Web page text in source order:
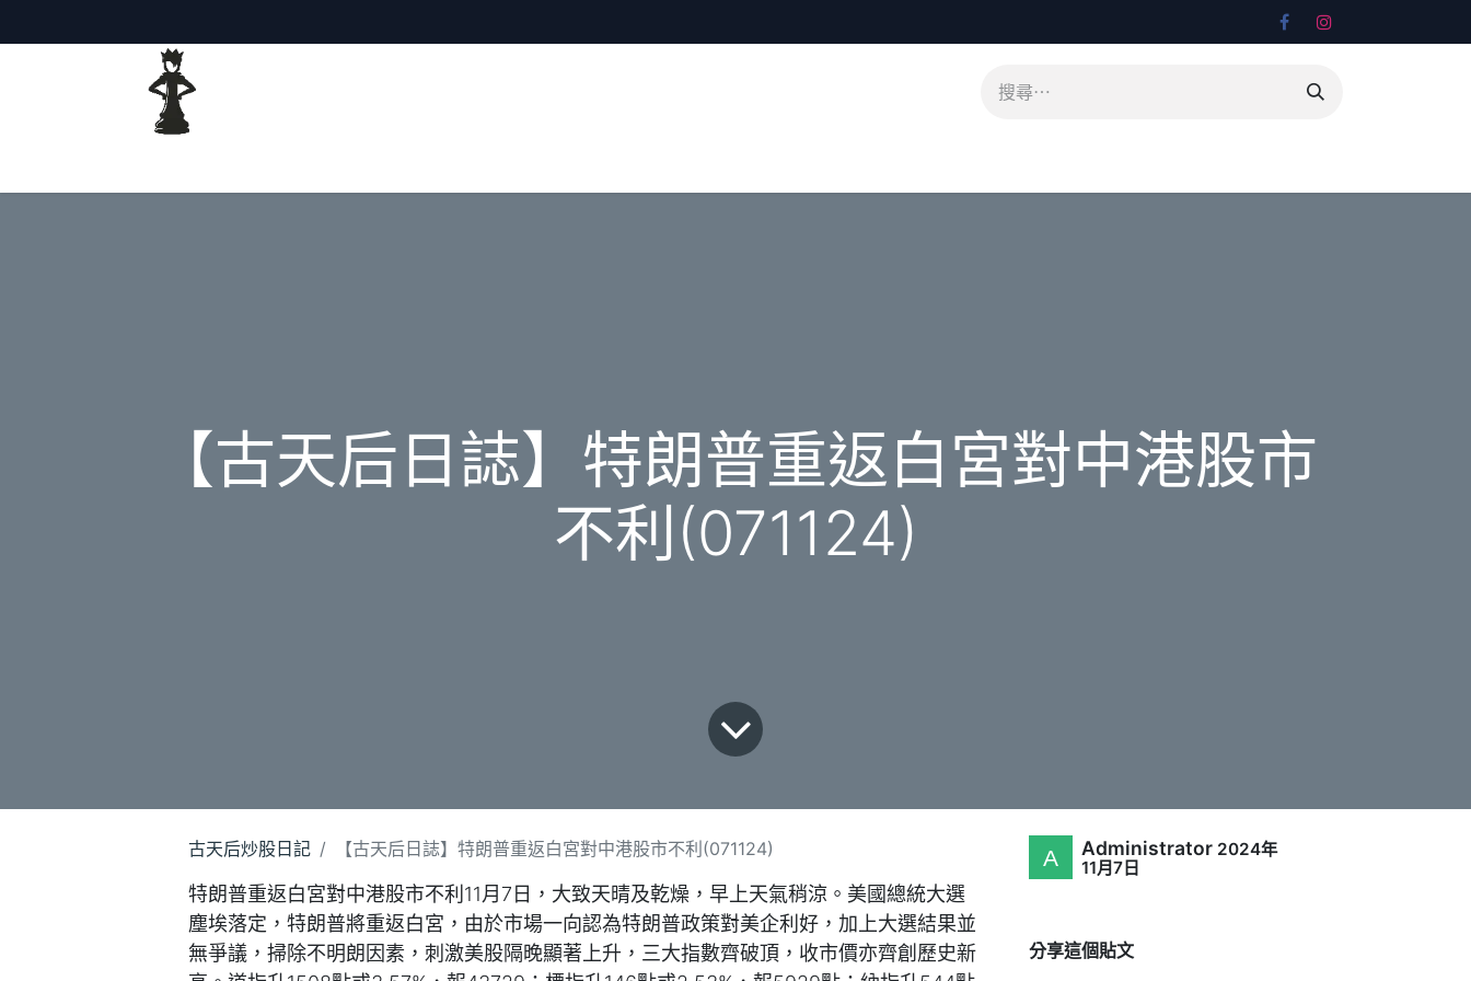
【古天后日誌】特朗普重返白宮對中港股市
不利(071124)
古天后炒股日記 【古天后日誌】特朗普重返白宮對中港股市不利(071124)
特朗普重返白宮對中港股市不利11月7日，大致天晴及乾燥，早上天氣稍涼。美國總統大選
塵埃落定，特朗普將重返白宮，由於市場一向認為特朗普政策對美企利好，加上大選結果並
無爭議，掃除不明朗因素，刺激美股隔晚顯著上升，三大指數齊破頂，收市價亦齊創歷史新
Administrator 2024年
11月7日
分享這個貼文